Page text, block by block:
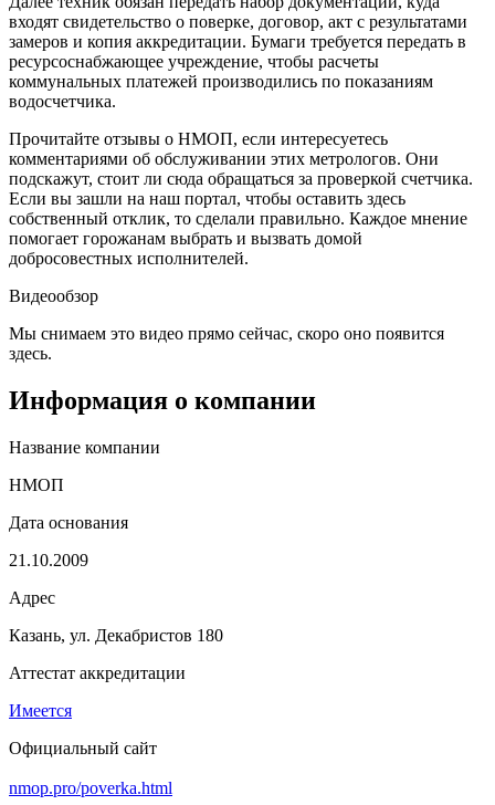
входят свидетельство о поверке, договор, акт с результатами
замеров и копия аккредитации. Бумаги требуется передать в
ресурсоснабжающее учреждение, чтобы расчеты
коммунальных платежей производились по показаниям
водосчетчика.
Прочитайте отзывы о НМОП, если интересуетесь
комментариями об обслуживании этих метрологов. Они
подскажут, стоит ли сюда обращаться за проверкой счетчика.
Если вы зашли на наш портал, чтобы оставить здесь
собственный отклик, то сделали правильно. Каждое мнение
помогает горожанам выбрать и вызвать домой
добросовестных исполнителей.
Видеообзор
Мы снимаем это видео прямо сейчас, скоро оно появится
здесь.
Информация о компании
Название компании
НМОП
Дата основания
21.10.2009
Адрес
Казань, ул. Декабристов 180
Аттестат аккредитации
Имеется
Официальный сайт
nmop.pro/poverka.html